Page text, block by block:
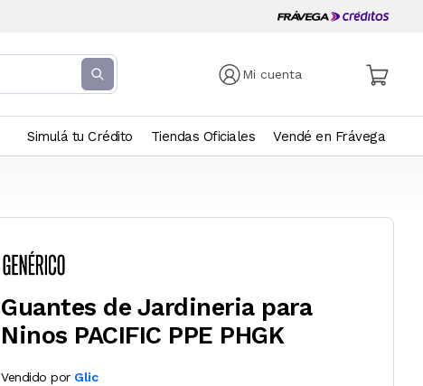
Mi cuenta
Simulá tu Crédito Tiendas Oficiales Vendé en Frávega
Guantes de Jardineria para
Ninos PACIFIC PPE PHGK
Vendido por Glic